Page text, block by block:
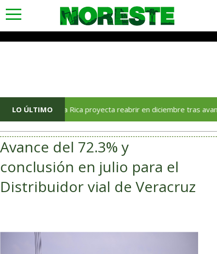
toggle
navigation
LO ÚLTIMO
Poza Rica proyecta reabrir en diciembre tras avance del 70
Avance del 72.3% y
conclusión en julio para el
Distribuidor vial de Veracruz